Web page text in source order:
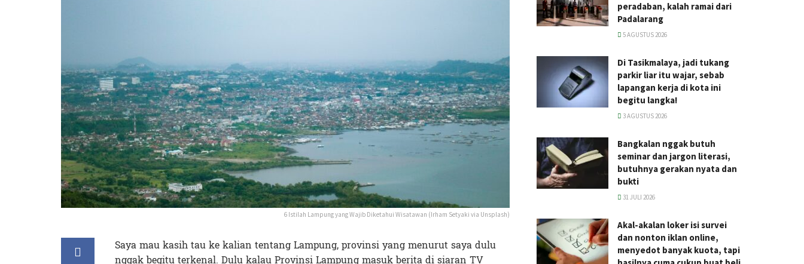
6 Istilah Lampung yang Wajib Diketahui Wisatawan (Irham Setyaki via Unsplash)
Saya mau kasih tau ke kalian tentang Lampung, provinsi yang menurut saya dulu
nggak begitu terkenal. Dulu kalau Provinsi Lampung masuk berita di siaran TV
peradaban, kalah ramai dari
Padalarang
5 AGUSTUS 2026
Di Tasikmalaya, jadi tukang
parkir liar itu wajar, sebab
lapangan kerja di kota ini
begitu langka!
3 AGUSTUS 2026
Bangkalan nggak butuh
seminar dan jargon literasi,
butuhnya gerakan nyata dan
bukti
31 JULI 2026
Akal-akalan loker isi survei
dan nonton iklan online,
menyedot banyak kuota, tapi